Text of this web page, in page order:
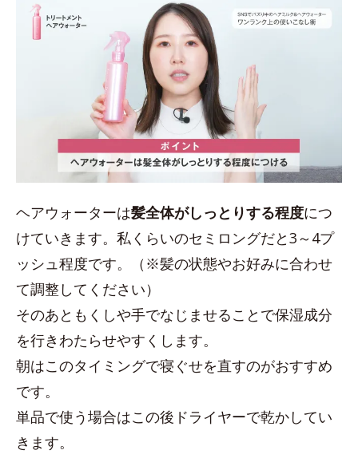
ヘアウォーターは髪全体がしっとりする程度につ
けていきます。私くらいのセミロングだと3～4プ
ッシュ程度です。（※髪の状態やお好みに合わせ
て調整してください）
そのあともくしや手でなじませることで保湿成分
を行きわたらせやすくします。
朝はこのタイミングで寝ぐせを直すのがおすすめ
です。
単品で使う場合はこの後ドライヤーで乾かしてい
きます。